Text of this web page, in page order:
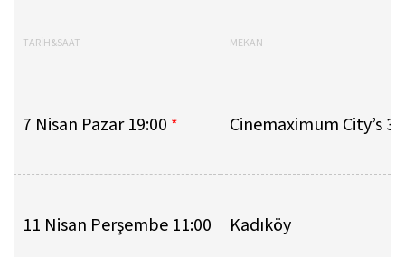
TARİH&SAAT MEKAN
7 Nisan Pazar 19:00 * Cinemaximum City’s 3
11 Nisan Perşembe 11:00 Kadıköy